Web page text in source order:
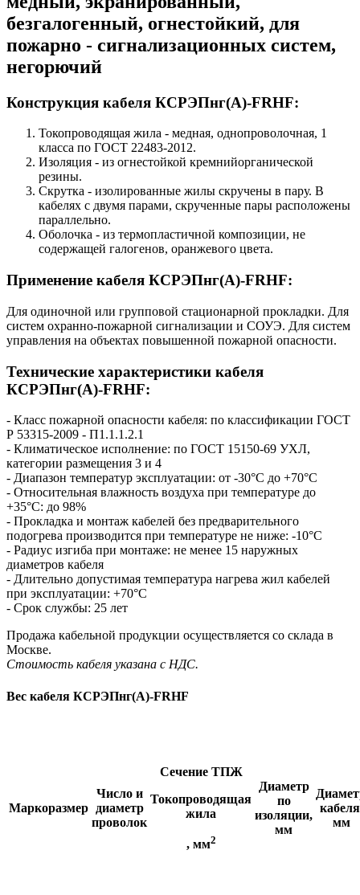
безгалогенный, огнестойкий, для
пожарно - сигнализационных систем,
негорючий
Конструкция кабеля КСРЭПнг(А)-FRHF:
Токопроводящая жила - медная, однопроволочная, 1
класса по ГОСТ 22483-2012.
Изоляция - из огнестойкой кремнийорганической
резины.
Скрутка - изолированные жилы скручены в пару. В
кабелях с двумя парами, скрученные пары расположены
параллельно.
Оболочка - из термопластичной композиции, не
содержащей галогенов, оранжевого цвета.
Применение кабеля КСРЭПнг(А)-FRHF:
Для одиночной или групповой стационарной прокладки. Для
систем охранно-пожарной сигнализации и СОУЭ. Для систем
управления на объектах повышенной пожарной опасности.
Технические характеристики кабеля
КСРЭПнг(А)-FRHF:
- Класс пожарной опасности кабеля: по классификации ГОСТ
Р 53315-2009 - П1.1.1.2.1
- Климатическое исполнение: по ГОСТ 15150-69 УХЛ,
категории размещения 3 и 4
- Диапазон температур эксплуатации: от -30°С до +70°С
- Относительная влажность воздуха при температуре до
+35°С: до 98%
- Прокладка и монтаж кабелей без предварительного
подогрева производится при температуре не ниже: -10°С
- Радиус изгиба при монтаже: не менее 15 наружных
диаметров кабеля
- Длительно допустимая температура нагрева жил кабелей
при эксплуатации: +70°С
- Срок службы: 25 лет
Продажа кабельной продукции осуществляется со склада в
Москве.
Стоимость кабеля указана с НДС.
Вес кабеля КСРЭПнг(А)-FRHF
Маркоразмер
Число и
диаметр
проволок
Сечение ТПЖ
Токопроводящая
жила
, мм2
Диаметр
по
изоляции,
мм
мм